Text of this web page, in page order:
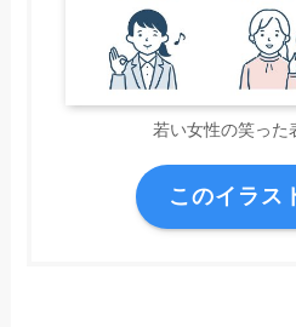
若い女性の笑った
このイラス